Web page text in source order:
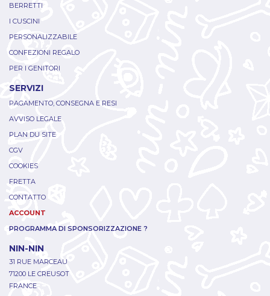
BERRETTI
I CUSCINI
PERSONALIZZABILE
CONFEZIONI REGALO
PER I GENITORI
SERVIZI
PAGAMENTO, CONSEGNA E RESI
AVVISO LEGALE
PLAN DU SITE
CGV
COOKIES
FRETTA
CONTATTO
ACCOUNT
PROGRAMMA DI SPONSORIZZAZIONE ?
NIN-NIN
31 RUE MARCEAU
71200 LE CREUSOT
FRANCE